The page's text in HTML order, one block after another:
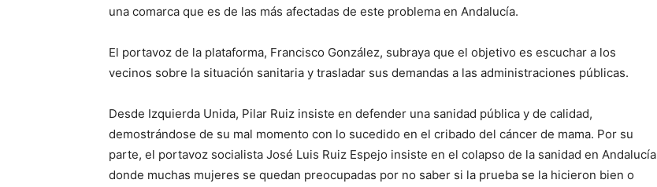
una comarca que es de las más afectadas de este problema en Andalucía.
El portavoz de la plataforma, Francisco González, subraya que el objetivo es escuchar a los
vecinos sobre la situación sanitaria y trasladar sus demandas a las administraciones públicas.
Desde Izquierda Unida, Pilar Ruiz insiste en defender una sanidad pública y de calidad,
demostrándose de su mal momento con lo sucedido en el cribado del cáncer de mama. Por su
parte, el portavoz socialista José Luis Ruiz Espejo insiste en el colapso de la sanidad en Andalucía
donde muchas mujeres se quedan preocupadas por no saber si la prueba se la hicieron bien o